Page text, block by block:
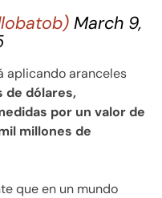
March 9,
aplicando aranceles
de dólares,
por un valor de
millones de
que en un mundo